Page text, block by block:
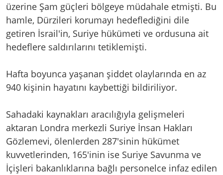
üzerine Şam güçleri bölgeye müdahale etmişti. Bu
hamle, Dürzileri korumayı hedeflediğini dile
getiren İsrail'in, Suriye hükümeti ve ordusuna ait
hedeflere saldırılarını tetiklemişti.
Hafta boyunca yaşanan şiddet olaylarında en az
940 kişinin hayatını kaybettiği bildiriliyor.
Sahadaki kaynakları aracılığıyla gelişmeleri
aktaran Londra merkezli Suriye İnsan Hakları
Gözlemevi, ölenlerden 287'sinin hükümet
kuvvetlerinden, 165'inin ise Suriye Savunma ve
İçişleri bakanlıklarına bağlı personelce infaz edilen